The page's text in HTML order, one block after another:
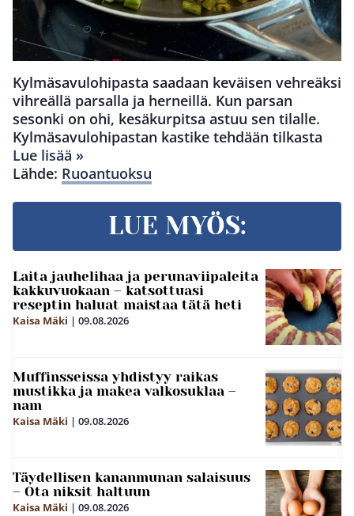
Kylmäsavulohipasta saadaan keväisen vehreäksi
vihreällä parsalla ja herneillä. Kun parsan
sesonki on ohi, kesäkurpitsa astuu sen tilalle.
Kylmäsavulohipastan kastike tehdään tilkasta
Lue lisää »
Lähde: Ruoantuoksu
LUE MYÖS:
Laita jauhelihaa ja perunaviipaleita
kakkuvuokaan – katsottuasi
reseptin haluat maistaa tätä heti
Kaisa Mäki | 09.08.2026
Muffinsseissa yhdistyy raikas
mustikka ja makea valkosuklaa –
nam
Kaisa Mäki | 09.08.2026
Täydellisen kananmunan salaisuus
– Ota niksit haltuun
Kaisa Mäki | 09.08.2026